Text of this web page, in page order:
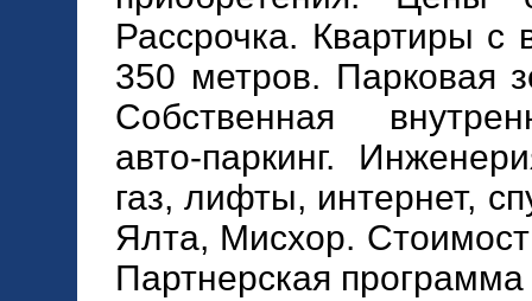
Рассрочка. Квартиры
350 метров. Парковая
Собственная
авто-паркинг.
газ, лифты, интернет,
Ялта, Мисхор.
Партнерская программа